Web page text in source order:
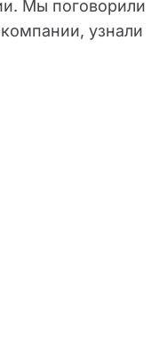
Мы поговорили
узнали